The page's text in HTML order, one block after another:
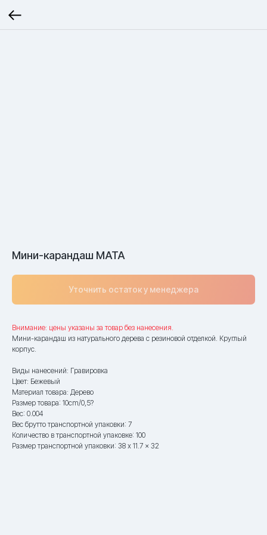
Мини-карандаш MATA
Уточнить остаток у менеджера
Внимание: цены указаны за товар без нанесения.
Мини-карандаш из натурального дерева с резиновой отделкой. Круглый
корпус.
Виды нанесений: Гравировка
Цвет: Бежевый
Материал товара: Дерево
Размер товара: 10cm/0,5?
Вес: 0.004
Вес брутто транспортной упаковки: 7
Количество в транспортной упаковке: 100
Размер транспортной упаковки: 38 x 11.7 x 32